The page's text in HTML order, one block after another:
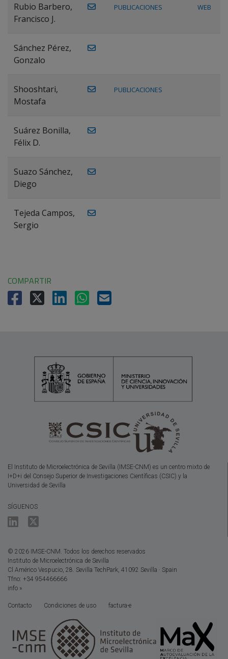
Rubio Barbero,
Francisco J.
PUBLICACIONES WEB
Sánchez Pérez,
Gonzalo
Shooshtari,
Mostafa
PUBLICACIONES
Suárez Bonilla,
Félix D.
Suazo Sánchez,
Diego
Tejeda Campos,
Sergio
COMPARTIR
El Instituto de Microelectrónica de Sevilla (IMSE-CNM) es un centro mixto de
I+D+i del Consejo Superior de Investigaciones Científicas (CSIC) y la
Universidad de Sevilla
SÍGUENOS
© 2026 IMSE-CNM. Todos los derechos reservados
Instituto de Microelectrónica de Sevilla
Cl Américo Vespucio, 28. Sevilla TechPark, 41092 Sevilla · Spain
Tfno: +34 954466666
info »
Contacto Condiciones de uso factura-e